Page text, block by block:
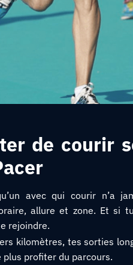
de courir
avec qui courir n’a
allure et zone. Et si
rejoindre.
kilomètres, tes sorties
profiter du parcours.